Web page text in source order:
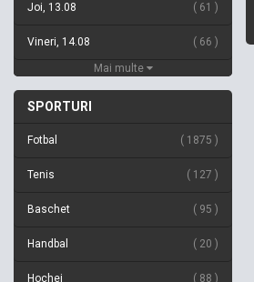
Joi, 13.08 61
Vineri, 14.08 66
Mai multe
SPORTURI
Fotbal 1875
Tenis 127
Baschet 95
Handbal 20
Hochei 88